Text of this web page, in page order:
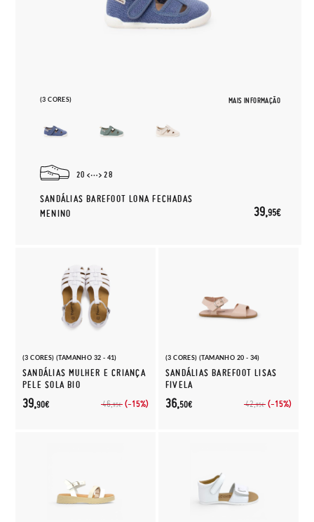
(3 CORES) MAIS INFORMAÇÃO
20 28
SANDÁLIAS BAREFOOT LONA FECHADAS
MENINO
39,95€
(3 CORES) (TAMANHO 32 - 41)
SANDÁLIAS MULHER E CRIANÇA
PELE SOLA BIO
46,95€ (-15%)
39,90€
(3 CORES) (TAMANHO 20 - 34)
SANDÁLIAS BAREFOOT LISAS
FIVELA
42,95€ (-15%)
36,50€